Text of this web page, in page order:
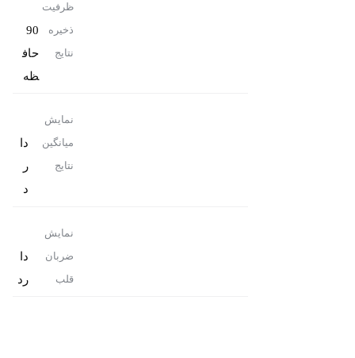
ظرفیت
ذخیره
نتایج
90
حاف
ظه
نمایش
میانگین
نتایج
دا
ر
د
نمایش
ضربان
قلب
دا
رد